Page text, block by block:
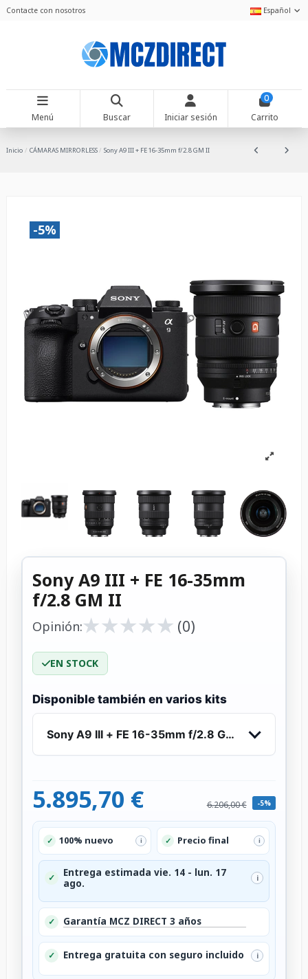
Contacte con nosotros Español
Menú Buscar Iniciar sesión
0
Carrito
Inicio CÁMARAS MIRRORLESS Sony A9 III + FE 16-35mm f/2.8 GM II
-5%
Sony A9 III + FE 16-35mm
f/2.8 GM II
Opinión:★
★★
★★
★★
★★
★ (0)
EN STOCK
Disponible también en varios kits
Sony A9 III + FE 16-35mm f/2.8 GM II
5.895,70 € 6.206,00 € -5%
✓ 100% nuevo i ✓ Precio final i
✓
Entrega estimada vie. 14 - lun. 17
ago.
i
✓ Garantía MCZ DIRECT 3 años
✓ Entrega gratuita con seguro incluido i